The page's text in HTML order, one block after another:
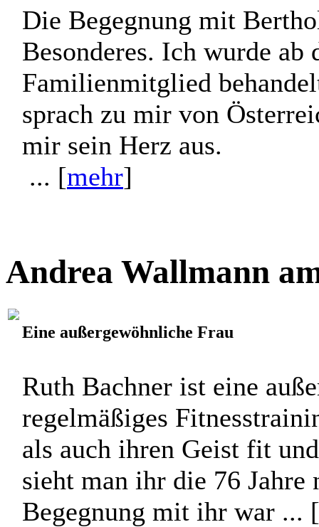
Die Begegnung mit
Besonderes. Ich wurde
Familienmitglied
sprach zu mir von
mir sein Herz aus.
... [mehr]
Andrea Wallmann
Eine außergewöhnliche Frau
Ruth Bachner ist eine
regelmäßiges
als auch ihren Geist fit
sieht man ihr die 76
Begegnung mit ihr war ... [